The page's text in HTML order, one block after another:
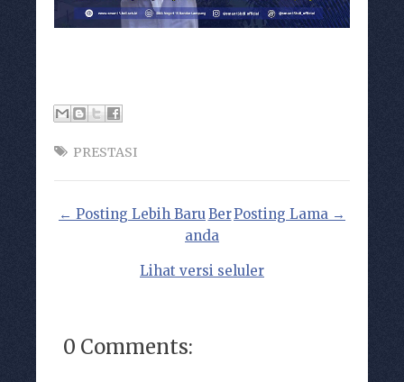
PRESTASI
← Posting Lebih Baru Posting Lama →
Ber
anda
Lihat versi seluler
0 Comments: